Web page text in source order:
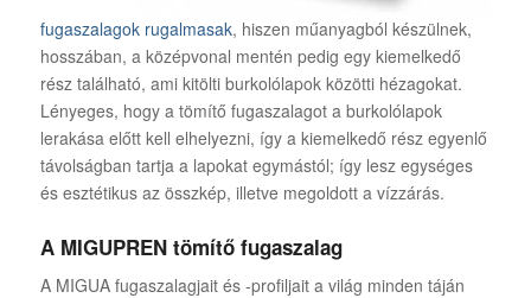
fugaszalagok rugalmasak, hiszen műanyagból készülnek,
hosszában, a középvonal mentén pedig egy kiemelkedő
rész található, ami kitölti burkolólapok közötti hézagokat.
Lényeges, hogy a tömítő fugaszalagot a burkolólapok
lerakása előtt kell elhelyezni, így a kiemelkedő rész egyenlő
távolságban tartja a lapokat egymástól; így lesz egységes
és esztétikus az összkép, illetve megoldott a vízzárás.
A MIGUPREN tömítő fugaszalag
A MIGUA fugaszalagjait és -profiljait a világ minden táján